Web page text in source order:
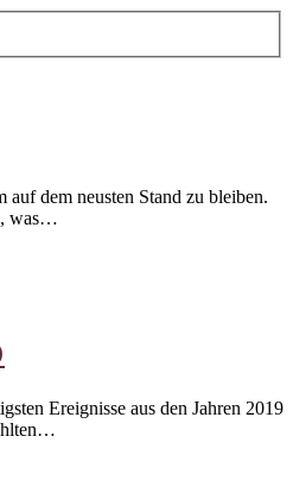
dem neusten Stand zu bleiben.
was…
Ereignisse aus den Jahren 2019